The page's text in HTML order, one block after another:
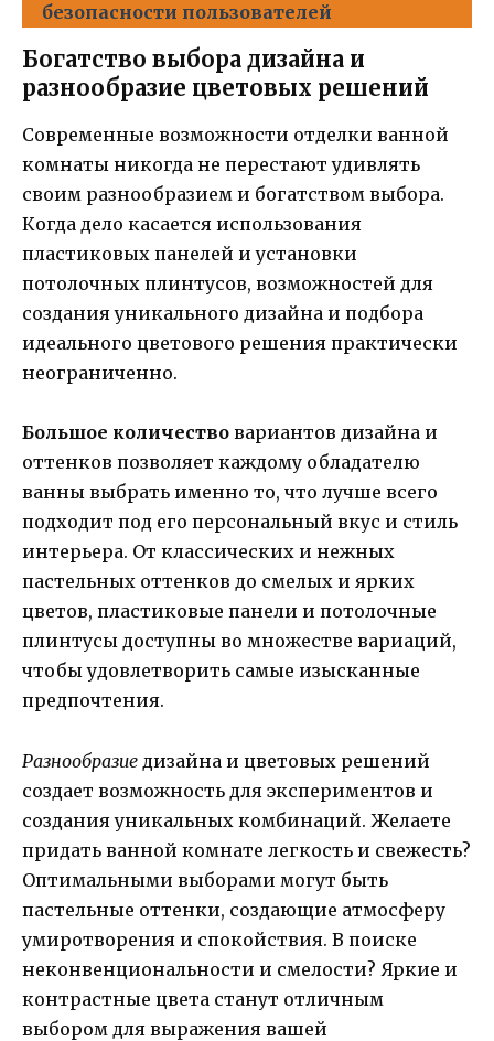
безопасности пользователей
Богатство выбора дизайна и
разнообразие цветовых решений
Современные возможности отделки ванной
комнаты никогда не перестают удивлять
своим разнообразием и богатством выбора.
Когда дело касается использования
пластиковых панелей и установки
потолочных плинтусов, возможностей для
создания уникального дизайна и подбора
идеального цветового решения практически
неограниченно.
Большое количество вариантов дизайна и
оттенков позволяет каждому обладателю
ванны выбрать именно то, что лучше всего
подходит под его персональный вкус и стиль
интерьера. От классических и нежных
пастельных оттенков до смелых и ярких
цветов, пластиковые панели и потолочные
плинтусы доступны во множестве вариаций,
чтобы удовлетворить самые изысканные
предпочтения.
Разнообразие дизайна и цветовых решений
создает возможность для экспериментов и
создания уникальных комбинаций. Желаете
придать ванной комнате легкость и свежесть?
Оптимальными выборами могут быть
пастельные оттенки, создающие атмосферу
умиротворения и спокойствия. В поиске
неконвенциональности и смелости? Яркие и
контрастные цвета станут отличным
выбором для выражения вашей